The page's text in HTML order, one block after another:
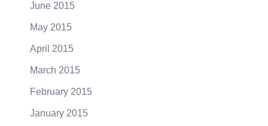
June 2015
May 2015
April 2015
March 2015
February 2015
January 2015